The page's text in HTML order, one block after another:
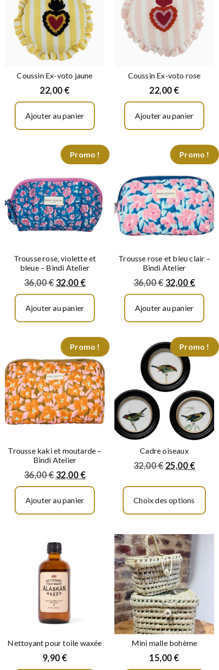
Coussin Ex-voto jaune
22,00€
Ajouter au panier
Coussin Ex-voto rose
22,00€
Ajouter au panier
Promo !
Trousse rose, violette et
bleue – Bindi Atelier
36,00€ 32,00€
Ajouter au panier
Promo !
Trousse rose et bleu clair –
Bindi Atelier
36,00€ 32,00€
Ajouter au panier
Promo !
Trousse kaki et moutarde –
Bindi Atelier
36,00€ 32,00€
Ajouter au panier
Promo !
Cadre oiseaux
32,00€ 25,00€
Choix des options
Nettoyant pour toile waxée
9,90€
Mini malle bohème
15,00€